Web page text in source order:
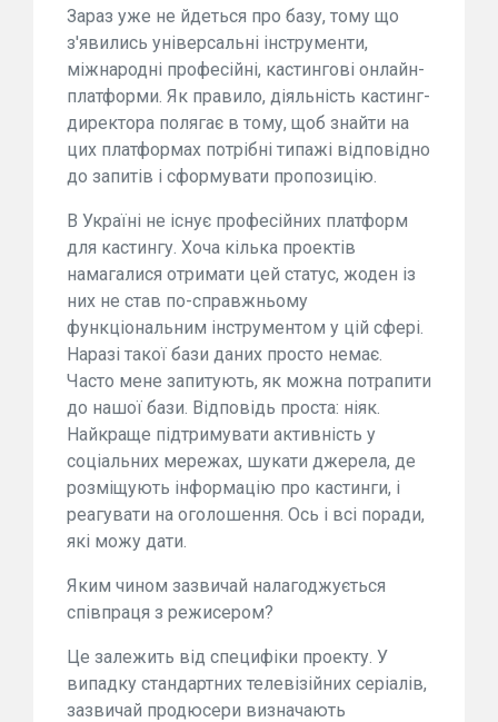
Зараз уже не йдеться про базу, тому що
з'явились універсальні інструменти,
міжнародні професійні, кастингові онлайн-
платформи. Як правило, діяльність кастинг-
директора полягає в тому, щоб знайти на
цих платформах потрібні типажі відповідно
до запитів і сформувати пропозицію.
В Україні не існує професійних платформ
для кастингу. Хоча кілька проектів
намагалися отримати цей статус, жоден із
них не став по-справжньому
функціональним інструментом у цій сфері.
Наразі такої бази даних просто немає.
Часто мене запитують, як можна потрапити
до нашої бази. Відповідь проста: ніяк.
Найкраще підтримувати активність у
соціальних мережах, шукати джерела, де
розміщують інформацію про кастинги, і
реагувати на оголошення. Ось і всі поради,
які можу дати.
Яким чином зазвичай налагоджується
співпраця з режисером?
Це залежить від специфіки проекту. У
випадку стандартних телевізійних серіалів,
зазвичай продюсери визначають